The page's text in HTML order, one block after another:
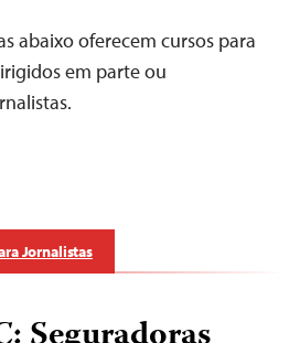
abaixo oferecem cursos para
em parte ou
Jornalistas